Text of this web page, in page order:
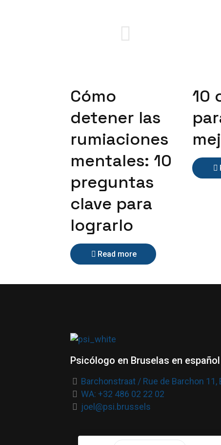
Cómo
detener las
rumiaciones
mentales: 10
preguntas
clave para
lograrlo
Read more
10
Psicólogo en Bruselas en
Barchonstraat / Rue de Barchon 11,
WA: +32 486 02 22 02
joel@psi.brussels